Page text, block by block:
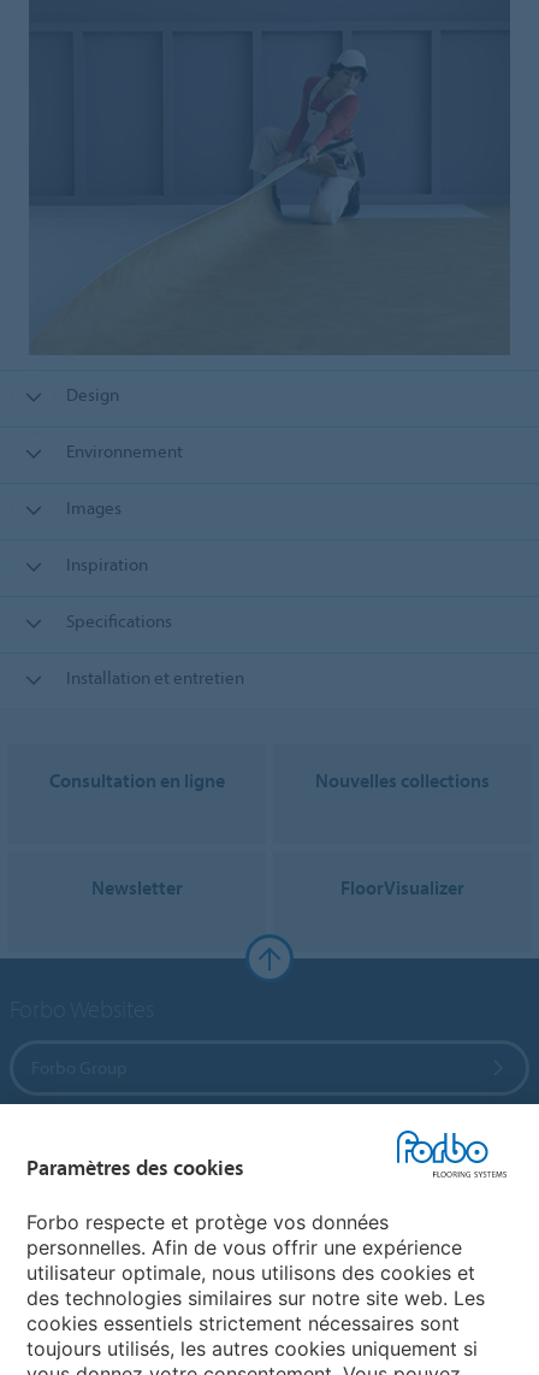
Design
Environnement
Images
Inspiration
Specifications
Installation et entretien
Consultation en ligne Nouvelles collections
Newsletter FloorVisualizer
Sélectionnez un pays
Sélectionnez votre pays
Paramètres des cookies
Forbo respecte et protège vos données
personnelles. Afin de vous offrir une expérience
utilisateur optimale, nous utilisons des cookies et
des technologies similaires sur notre site web. Les
cookies essentiels strictement nécessaires sont
toujours utilisés, les autres cookies uniquement si